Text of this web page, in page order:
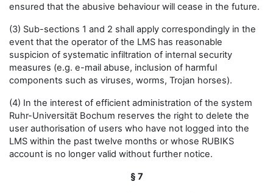
ensured that the abusive behaviour will cease in the future.
(3) Sub-sections 1 and 2 shall apply correspondingly in the
event that the operator of the LMS has reasonable
suspicion of systematic infiltration of internal security
measures (e.g. e-mail abuse, inclusion of harmful
components such as viruses, worms, Trojan horses).
(4) In the interest of efficient administration of the system
Ruhr-Universität Bochum reserves the right to delete the
user authorisation of users who have not logged into the
LMS within the past twelve months or whose RUBIKS
account is no longer valid without further notice.
§ 7